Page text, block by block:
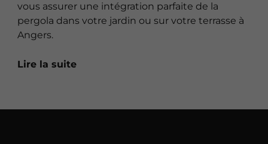
vous assurer une intégration parfaite de la
pergola dans votre jardin ou sur votre terrasse à
Angers.
Lire la suite